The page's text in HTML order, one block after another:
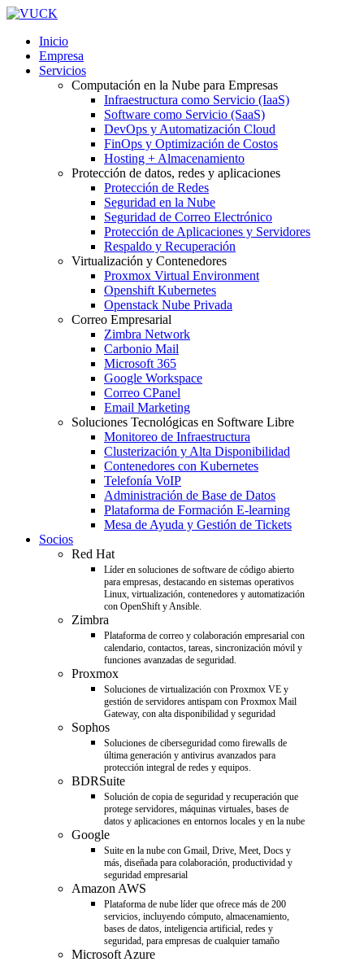
Inicio
Empresa
Servicios
Computación en la Nube para Empresas
Infraestructura como Servicio (IaaS)
Software como Servicio (SaaS)
DevOps y Automatización Cloud
FinOps y Optimización de Costos
Hosting + Almacenamiento
Protección de datos, redes y aplicaciones
Protección de Redes
Seguridad en la Nube
Seguridad de Correo Electrónico
Protección de Aplicaciones y Servidores
Respaldo y Recuperación
Virtualización y Contenedores
Proxmox Virtual Environment
Openshift Kubernetes
Openstack Nube Privada
Correo Empresarial
Zimbra Network
Carbonio Mail
Microsoft 365
Google Workspace
Correo CPanel
Email Marketing
Soluciones Tecnológicas en Software Libre
Monitoreo de Infraestructura
Clusterización y Alta Disponibilidad
Contenedores con Kubernetes
Telefonía VoIP
Administración de Base de Datos
Plataforma de Formación E-learning
Mesa de Ayuda y Gestión de Tickets
Socios
Red Hat
Líder en soluciones de software de código abierto
para empresas, destacando en sistemas operativos
Linux, virtualización, contenedores y automatización
con OpenShift y Ansible.
Zimbra
Plataforma de correo y colaboración empresarial con
calendario, contactos, tareas, sincronización móvil y
funciones avanzadas de seguridad.
Proxmox
Soluciones de virtualización con Proxmox VE y
gestión de servidores antispam con Proxmox Mail
Gateway, con alta disponibilidad y seguridad
Sophos
Soluciones de ciberseguridad como firewalls de
última generación y antivirus avanzados para
protección integral de redes y equipos.
BDRSuite
Solución de copia de seguridad y recuperación que
protege servidores, máquinas virtuales, bases de
datos y aplicaciones en entornos locales y en la nube
Google
Suite en la nube con Gmail, Drive, Meet, Docs y
más, diseñada para colaboración, productividad y
seguridad empresarial
Amazon AWS
Plataforma de nube líder que ofrece más de 200
servicios, incluyendo cómputo, almacenamiento,
bases de datos, inteligencia artificial, redes y
seguridad, para empresas de cualquier tamaño
Microsoft Azure